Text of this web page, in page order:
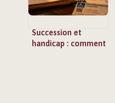
Succession et
handicap : comment